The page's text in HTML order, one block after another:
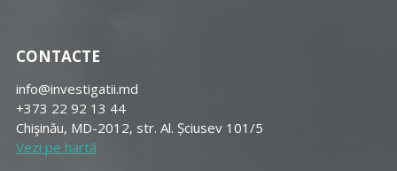
CONTACTE
info@investigatii.md
+373 22 92 13 44
Chişinău, MD-2012, str. Al. Șciusev 101/5
Vezi pe hartă